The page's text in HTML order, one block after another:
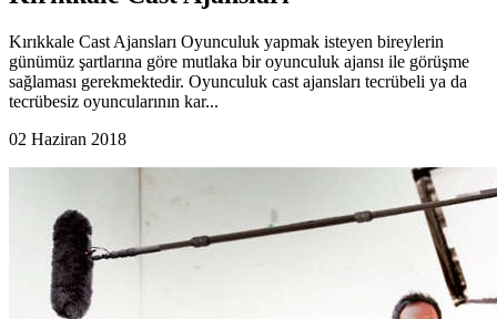
Kırıkkale Cast Ajansları Oyunculuk yapmak isteyen bireylerin
günümüz şartlarına göre mutlaka bir oyunculuk ajansı ile görüşme
sağlaması gerekmektedir. Oyunculuk cast ajansları tecrübeli ya da
tecrübesiz oyuncularının kar...
02 Haziran 2018